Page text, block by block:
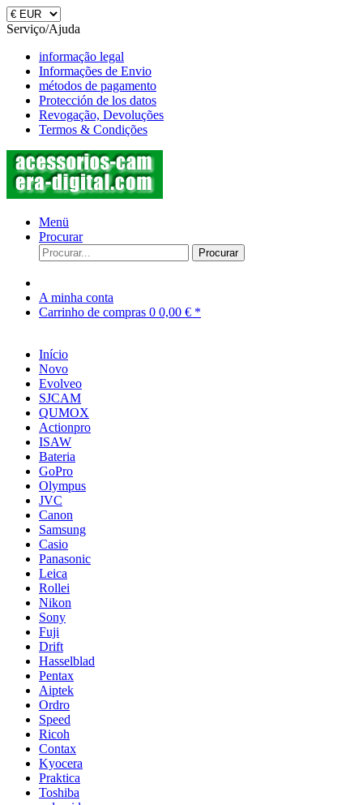
Serviço/Ajuda
informação legal
Informações de Envio
métodos de pagamento
Protección de los datos
Revogação, Devoluções
Termos & Condições
Menü
Procurar
Procurar
A minha conta
Carrinho de compras 0 0,00 € *
Início
Novo
Evolveo
SJCAM
QUMOX
Actionpro
ISAW
Bateria
GoPro
Olympus
JVC
Canon
Samsung
Casio
Panasonic
Leica
Rollei
Nikon
Sony
Fuji
Drift
Hasselblad
Pentax
Aiptek
Ordro
Speed
Ricoh
Contax
Kyocera
Praktica
Toshiba